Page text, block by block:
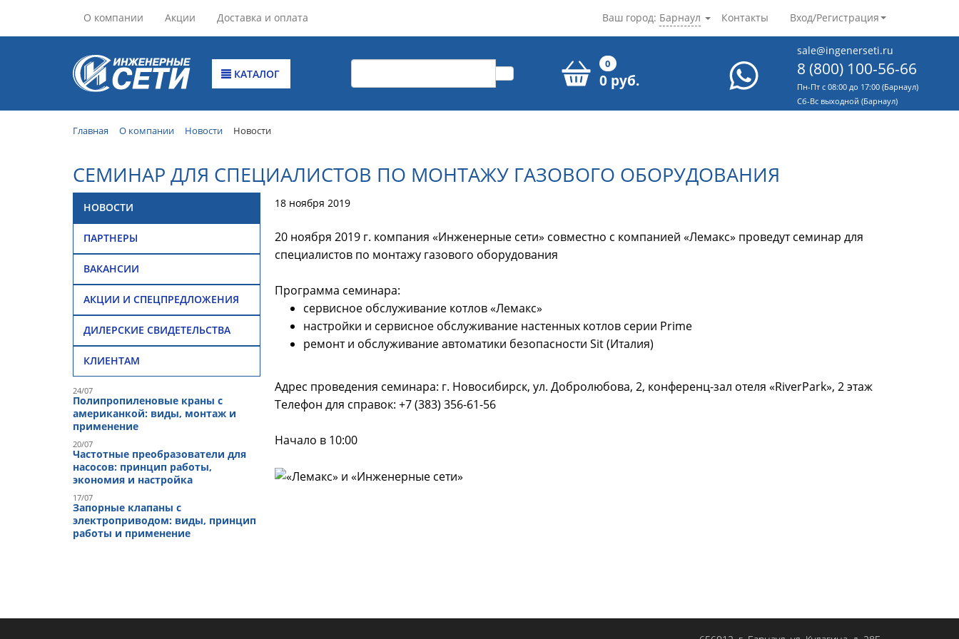
О компании Акции Доставка и оплата Контакты Вход/Регистрация
Ваш город: Барнаул
КАТАЛОГ
0
0 руб.
sale@ingenerseti.ru
8 (800) 100-56-66
Пн-Пт с 08:00 до 17:00 (Барнаул)
Cб-Вс выходной (Барнаул)
Главная О компании Новости Новости
СЕМИНАР ДЛЯ СПЕЦИАЛИСТОВ ПО МОНТАЖУ ГАЗОВОГО ОБОРУДОВАНИЯ
НОВОСТИ
ПАРТНЕРЫ
ВАКАНСИИ
АКЦИИ И СПЕЦПРЕДЛОЖЕНИЯ
ДИЛЕРСКИЕ СВИДЕТЕЛЬСТВА
КЛИЕНТАМ
24/07
Полипропиленовые краны с
американкой: виды, монтаж и
применение
20/07
Частотные преобразователи для
насосов: принцип работы,
экономия и настройка
17/07
Запорные клапаны с
электроприводом: виды, принцип
работы и применение
18 ноября 2019
20 ноября 2019 г. компания «Инженерные сети» совместно с компанией «Лемакс» проведут семинар для
специалистов по монтажу газового оборудования
Программа семинара:
сервисное обслуживание котлов «Лемакс»
настройки и сервисное обслуживание настенных котлов серии Prime
ремонт и обслуживание автоматики безопасности Sit (Италия)
Адрес проведения семинара: г. Новосибирск, ул. Добролюбова, 2, конференц-зал отеля «RiverPark», 2 этаж
Телефон для справок: +7 (383) 356-61-56
Начало в 10:00